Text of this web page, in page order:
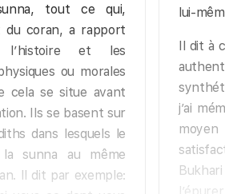
tout ce qui,
du coran, a rapport
et les
ou morales
cela se situe avant
Ils se basent sur
dans lesquels le
sunna au même
Il dit par exemple:
lui-
Il dit à
j’ai